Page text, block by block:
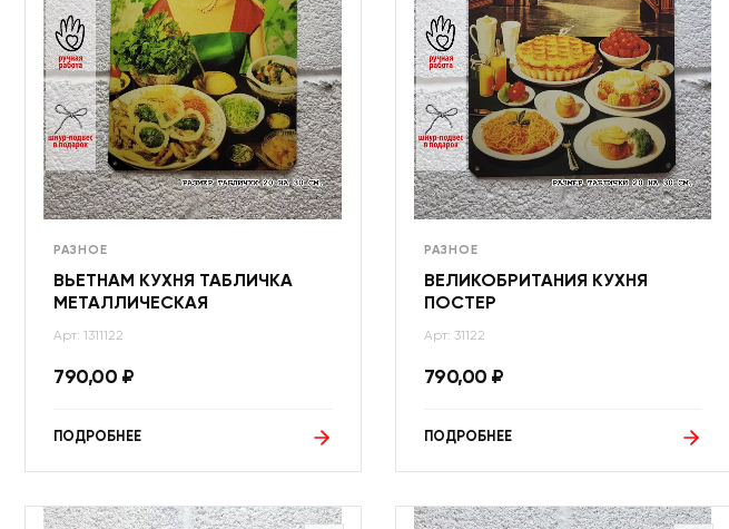
РАЗНОЕ
ВЬЕТНАМ КУХНЯ ТАБЛИЧКА
МЕТАЛЛИЧЕСКАЯ
Арт: 1311122
790,00 ₽
ПОДРОБНЕЕ
РАЗНОЕ
ВЕЛИКОБРИТАНИЯ КУХНЯ
ПОСТЕР
Арт: 31122
790,00 ₽
ПОДРОБНЕЕ